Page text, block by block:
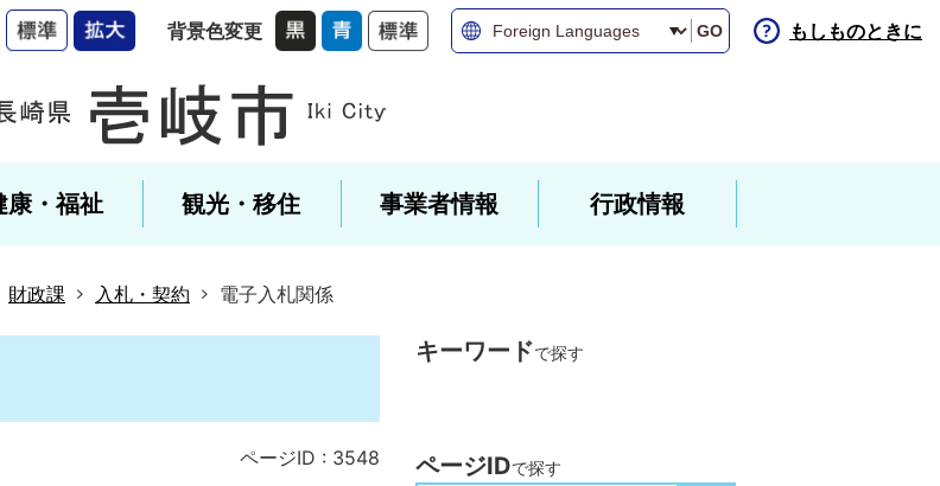
背景色変更 GO もしものときに
康・福祉 観光・移住 事業者情報 行政情報
財政課 入札・契約 電子入札関係
ページID : 3548
キーワードで探す
ページIDで探す